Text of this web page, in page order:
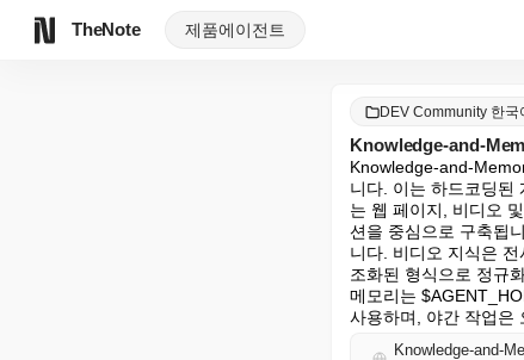
TheNote 제품에이전트
DEV Community 한국
Knowledge-and-
Knowledge-and-
니다. 이는 하드코딩된
는 웹 페이지, 비디오
션을 중심으로 구축됩
니다. 비디오 지식은
조화된 형식으로 정규
메모리는
사용하며, 야간 작업은
Knowledge-and-